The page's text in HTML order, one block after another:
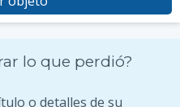
lo que perdió?
o detalles de su